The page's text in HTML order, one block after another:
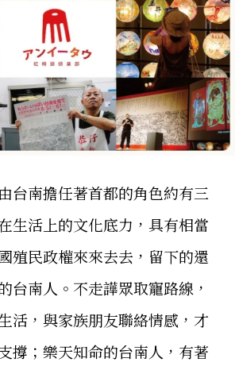
台南擔任著首都的角色約有三
生活上的文化底力，具有相當
殖民政權來來去去，留下的還
台南人。不走譁眾取寵路線，
活，與家族朋友聯絡情感，才
撐；樂天知命的台南人，有著